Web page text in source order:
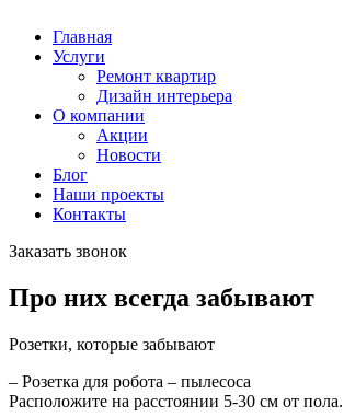
Главная
Услуги
Ремонт квартир
Дизайн интерьера
О компании
Акции
Новости
Блог
Наши проекты
Контакты
Заказать звонок
Про них всегда забывают
Розетки, которые забывают
– Розетка для робота – пылесоса
Расположите на расстоянии 5-30 см от пола.